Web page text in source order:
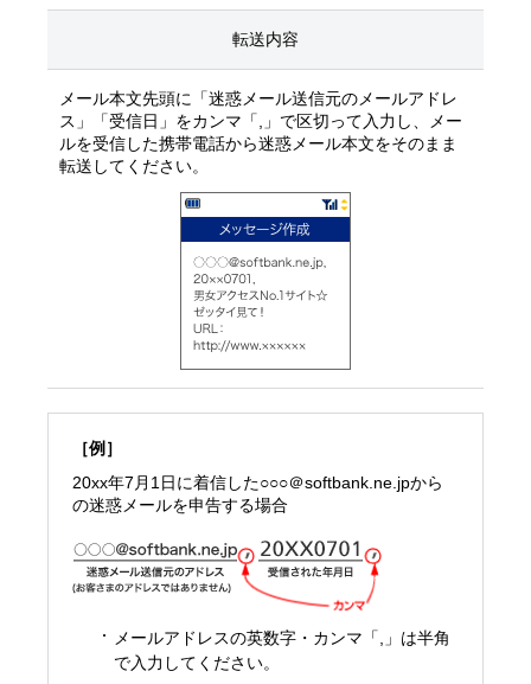
転送内容
メール本文先頭に「迷惑メール送信元のメールアドレ
ス」「受信日」をカンマ「,」で区切って入力し、メー
ルを受信した携帯電話から迷惑メール本文をそのまま
転送してください。
［例］
20xx年7月1日に着信した○○○＠softbank.ne.jpから
の迷惑メールを申告する場合
メールアドレスの英数字・カンマ「,」は半角
で入力してください。